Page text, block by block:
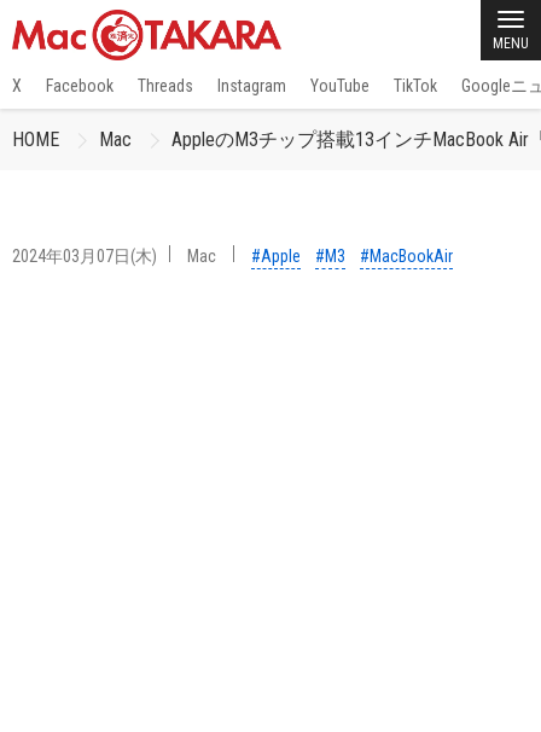
MENU
X Facebook Threads Instagram YouTube TikTok Googleニ
HOME Mac AppleのM3チップ搭載13インチMacBook Air
2024年03月07日(木) Mac #Apple #M3 #MacBookAir